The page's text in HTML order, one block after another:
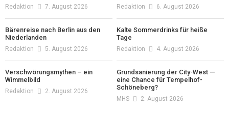
Redaktion 7. August 2026 Redaktion 6. August 2026
Bärenreise nach Berlin aus den
Niederlanden
Redaktion 5. August 2026
Kalte Sommerdrinks für heiße
Tage
Redaktion 4. August 2026
Verschwörungsmythen – ein
Wimmelbild
Redaktion 2. August 2026
Grundsanierung der City-West —
eine Chance für Tempelhof-
Schöneberg?
MHS 2. August 2026